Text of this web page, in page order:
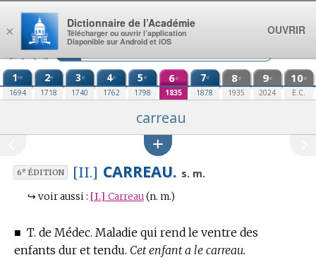
Aller au contenu
1re
1694
2e
1718
3e
1740
4e
1762
5e
1798
6e
1835
7e
1878
8e
1935
9e
2024
10e
E.C.
carreau
6eÉDITION [II.] CARREAU. s. m.
↪ voir aussi : [I.] Carreau (n. m.)
■ T. de Médec. Maladie qui rend le ventre des
enfants dur et tendu. Cet enfant a le carreau.
×
Dictionnaire de l’Académie
Télécharger ou ouvrir l’application
Disponible sur Android et iOS
OUVRIR